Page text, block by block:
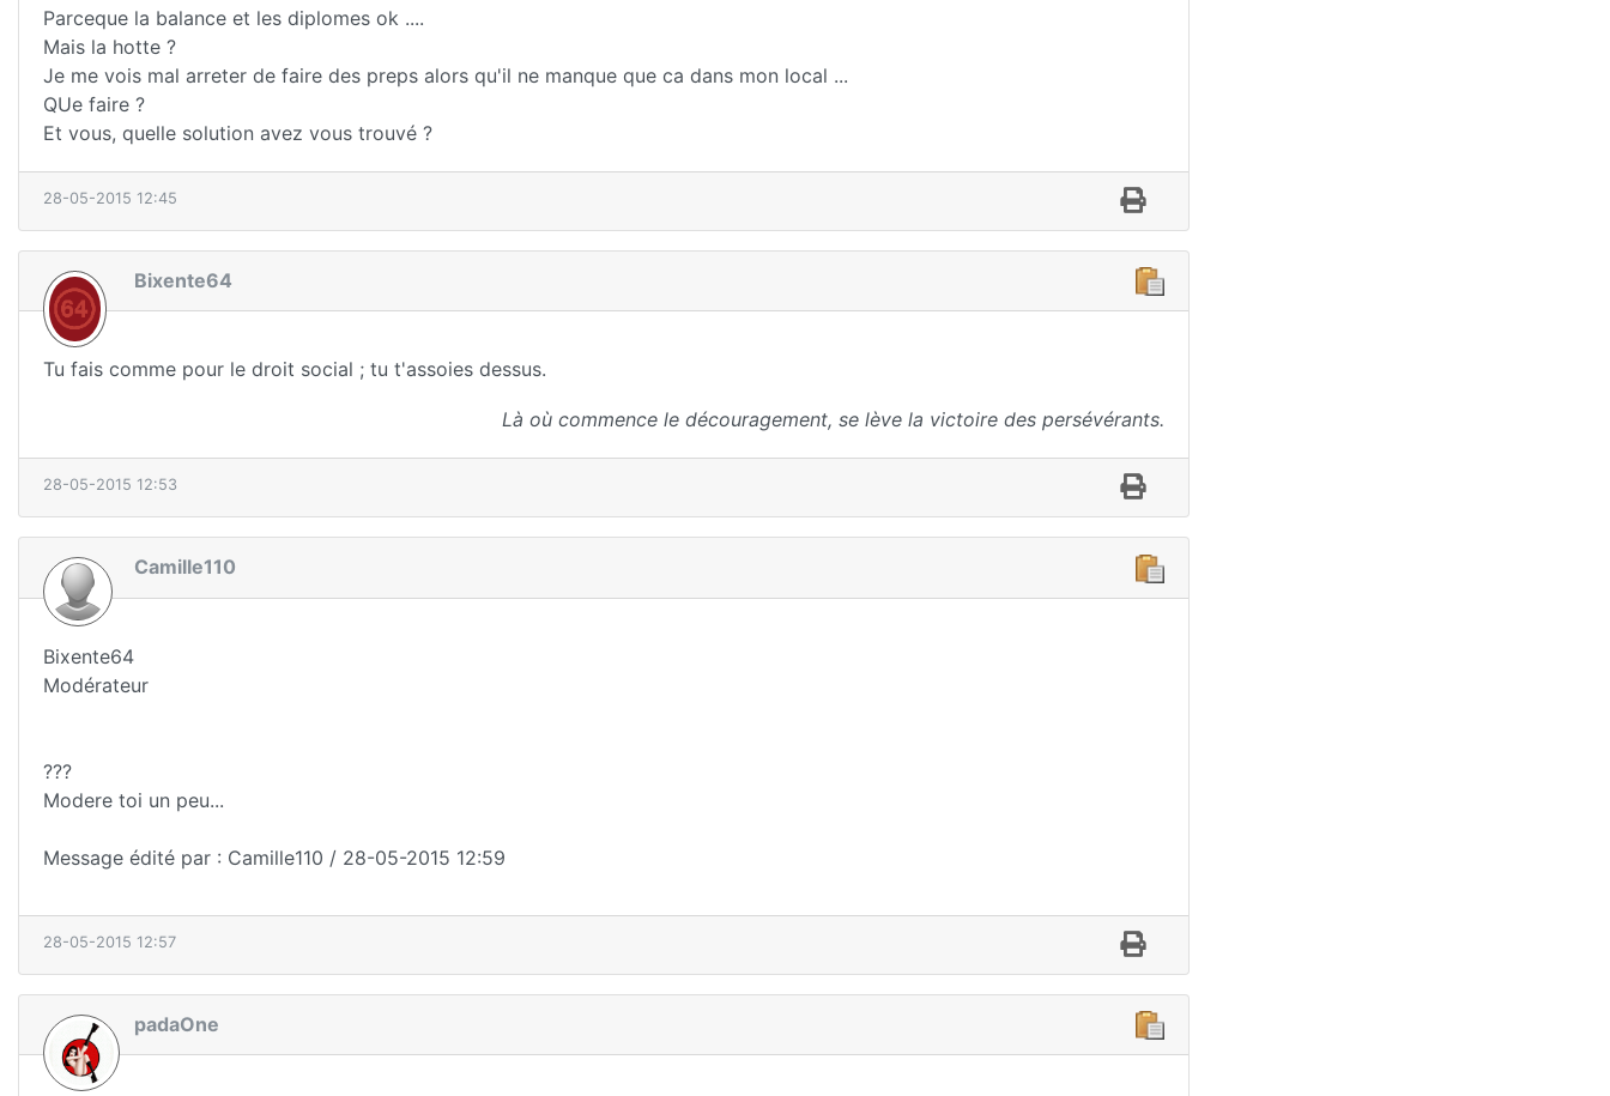
Parceque la balance et les diplomes ok ....
Mais la hotte ?
Je me vois mal arreter de faire des preps alors qu'il ne manque que ca dans mon local ...
QUe faire ?
Et vous, quelle solution avez vous trouvé ?
28-05-2015 12:45
Bixente64
Tu fais comme pour le droit social ; tu t'assoies dessus.
Là où commence le découragement, se lève la victoire des persévérants.
28-05-2015 12:53
Camille110
Bixente64
Modérateur
???
Modere toi un peu...
Message édité par : Camille110 / 28-05-2015 12:59
28-05-2015 12:57
padaOne